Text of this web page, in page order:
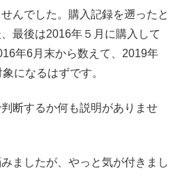
んでした。購入記録を遡ったと
最後は2016年５月に購入して
年6月末から数えて、2019年
になるはずです。
断するか何も説明がありませ
ましたが、やっと気が付きまし